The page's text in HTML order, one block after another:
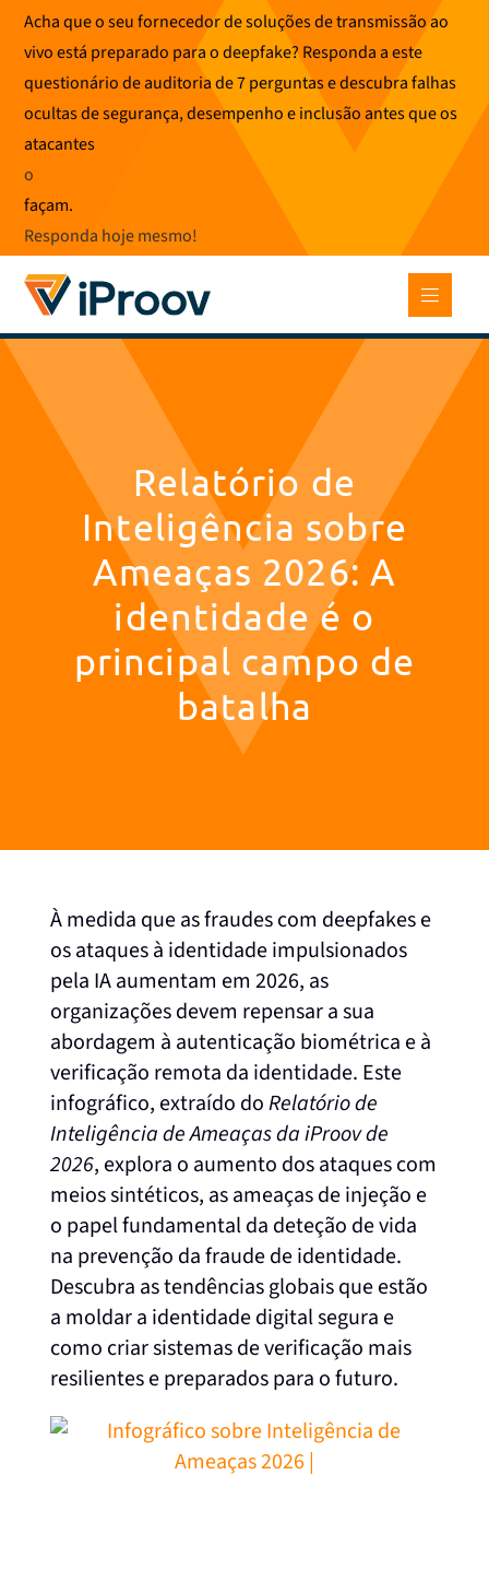
Saltar
para
conteúdo
Acha que o seu fornecedor de soluções de transmissão ao
vivo está preparado para o deepfake? Responda a este
questionário de auditoria de 7 perguntas e descubra falhas
ocultas de segurança, desempenho e inclusão antes que os
atacantes
o
façam.
Responda hoje mesmo!
Relatório de
Inteligência sobre
Ameaças 2026: A
identidade é o
principal campo de
batalha
À medida que as fraudes com deepfakes e
os ataques à identidade impulsionados
pela IA aumentam em 2026, as
organizações devem repensar a sua
abordagem à autenticação biométrica e à
verificação remota da identidade. Este
infográfico, extraído doRelatório de
Inteligência de Ameaças da iProov de
2026, explora o aumento dos ataques com
meios sintéticos, as ameaças de injeção e
o papel fundamental da deteção de vida
na prevenção da fraude de identidade.
Descubra as tendências globais que estão
a moldar a identidade digital segura e
como criar sistemas de verificação mais
resilientes e preparados para o futuro.